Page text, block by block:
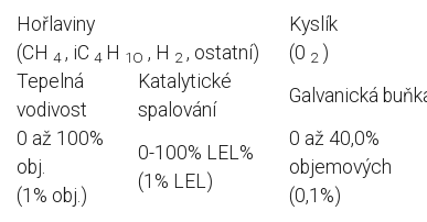
Hořlaviny
(CH 4 , iC 4 H 1O , H 2 , ostatní)
Kyslík
(0 2 )
Tepelná
vodivost
Katalytické
spalování
Galvanická
0 až 100%
obj.
(1% obj.)
0-100% LEL%
(1% LEL)
0 až 40,0%
objemových
(0,1%)